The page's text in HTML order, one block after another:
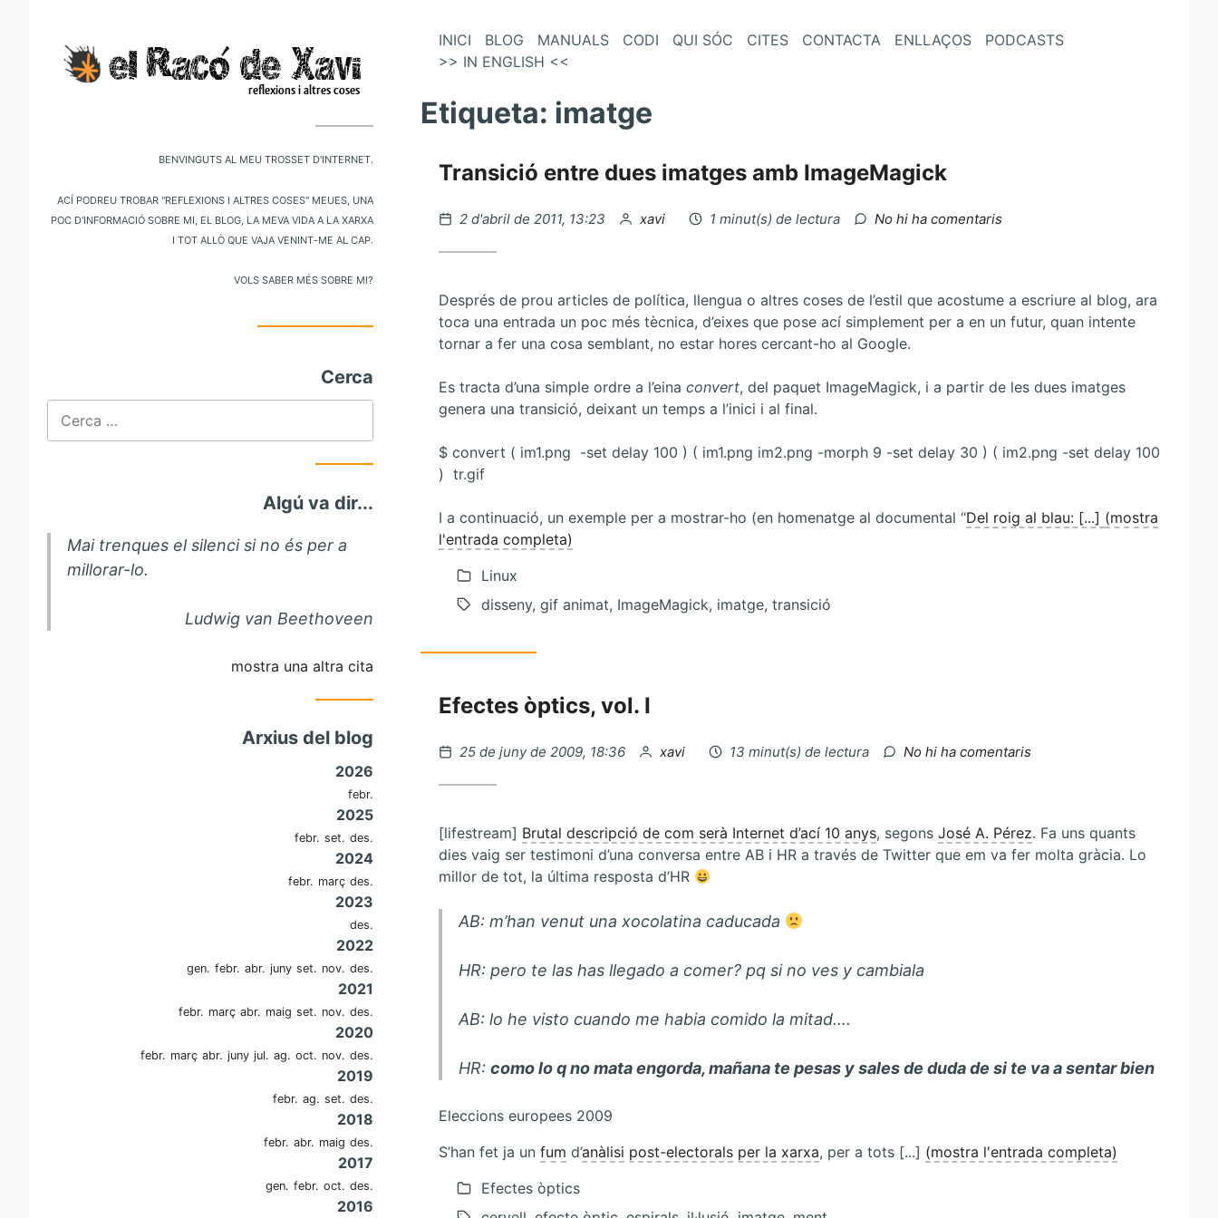
principal
Benvinguts al meu trosset d'internet.
Ací podreu trobar "reflexions i altres coses" meues, una
poc d'informació sobre mi, el blog, la meva vida a la xarxa
i tot allò que vaja venint-me al cap.
Vols saber més sobre mi?
Cerca
Algú va dir...
Mai trenques el silenci si no és per a
millorar-lo.
Ludwig van Beethoveen
mostra una altra cita
Arxius del blog
2026
febr.
2025
febr. set. des.
2024
febr. març des.
2023
des.
2022
gen. febr. abr. juny set. nov. des.
2021
febr. març abr. maig set. nov. des.
2020
febr. març abr. juny jul. ag. oct. nov. des.
2019
febr. ag. set. des.
2018
febr. abr. maig des.
2017
gen. febr. oct. des.
2016
VésINICI BLOG MANUALS CODI QUI SÓC CITES CONTACTA ENLLAÇOS
PODCASTS
>> IN ENGLISH <<
Etiqueta: imatge
Transició entre dues imatges amb ImageMagick
Publicat
2 d'abril de 2011, 13:23 per
xavi 1 minut(s) de lectura No hi ha comentaris
imatges
amb
ImageMagick
Després de prou articles de política, llengua o altres coses de l’estil que acostume a escriure al blog, ara
toca una entrada un poc més tècnica, d’eixes que pose ací simplement per a en un futur, quan intente
tornar a fer una cosa semblant, no estar hores cercant-ho al Google.
Es tracta d’una simple ordre a l’eina convert, del paquet ImageMagick, i a partir de les dues imatges
genera una transició, deixant un temps a l’inici i al final.
$ convert ( im1.png -set delay 100 ) ( im1.png im2.png -morph 9 -set delay 30 ) ( im2.png -set delay 100
) tr.gif
I a continuació, un exemple per a mostrar-ho (en homenatge al documental “Del roig al blau: [...] (mostra
l'entrada completa)
Linux
disseny, gif animat, ImageMagick, imatge, transició
Efectes òptics, vol. I
Publicat
25 de juny de 2009, 18:36 per
xavi 13 minut(s) de lectura No hi ha comentaris
imatges
amb
ImageMagick
[lifestream] Brutal descripció de com serà Internet d’ací 10 anys, segons José A. Pérez. Fa uns quants
dies vaig ser testimoni d’una conversa entre AB i HR a través de Twitter que em va fer molta gràcia. Lo
millor de tot, la última resposta d’HR
AB: m’han venut una xocolatina caducada
HR: pero te las has llegado a comer? pq si no ves y cambiala
AB: lo he visto cuando me habia comido la mitad….
HR: como lo q no mata engorda, mañana te pesas y sales de duda de si te va a sentar bien
Eleccions europees 2009
S’han fet ja un fum d’anàlisi post-electorals per la xarxa, per a tots [...] (mostra l'entrada completa)
Efectes òptics